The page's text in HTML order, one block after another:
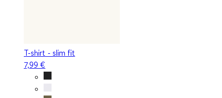
T-shirt - slim fit
7,99 €